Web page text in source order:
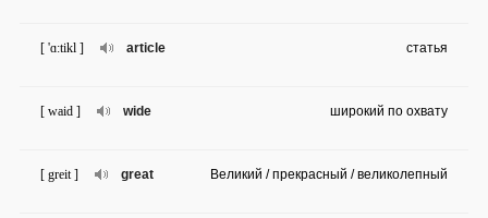
article
[ 'ɑ:tikl ] статья
wide
[ waid ] широкий по охвату
great
[ greit ] Великий / прекрасный / великолепный